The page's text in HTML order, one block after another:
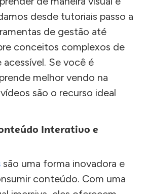
desde tutoriais passo a
de gestão até
conceitos complexos de
acessível. Se você é
melhor vendo na
são o recurso ideal
Interativo e
são uma forma inovadora e
conteúdo. Com uma